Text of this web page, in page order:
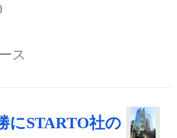
ス
にSTARTO社の